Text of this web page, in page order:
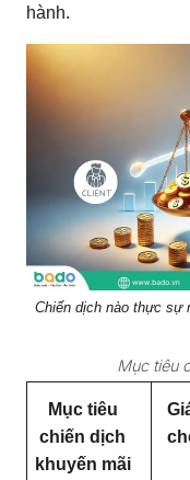
hành.
Chiến dịch nào thực sự
Mục tiêu
Mục tiêu
chiến dịch
khuyến mãi